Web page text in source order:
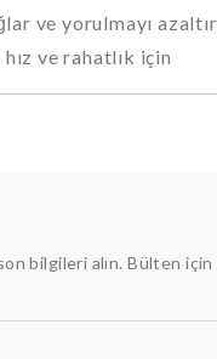
ve yorulmayı azaltır
ve rahatlık için
bilgileri alın. Bülten